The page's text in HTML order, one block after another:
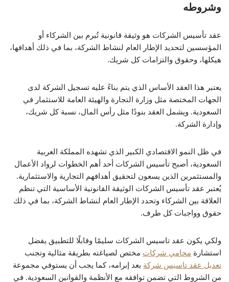
وشروطه
عقد تأسيس الشركات هو وثيقة قانونية تُبرم بين الشركاء أو
المؤسسين لتحديد الإطار العام لنشاط الشركة، بما في ذلك أهدافها،
هيكلها، وحقوق والتزامات كل شريك.
يعتبر هذا العقد الأساس الذي يتم بناءً عليه تسجيل الشركة لدى
الجهات المختصة مثل وزارة التجارة والهيئة العامة للاستثمار في
السعودية. ويشمل العقد بنودًا مثل رأس المال، نسبة كل شريك،
وإدارة الشركة.
في ظل النمو الاقتصادي الكبير الذي تشهده المملكة العربية
السعودية، أصبح تأسيس الشركات أحد أهم الخطوات لرواد الأعمال
والمستثمرين الذين يسعون لتحقيق أهدافهم التجارية والاستثمارية.
يُعتبر عقد تأسيس الشركات الوثيقة القانونية الأساسية التي تنظم
العلاقة بين الشركاء وتحدد الإطار العام لنشاط الشركة، بما في ذلك
حقوق وواجبات كل طرف.
ولكي يكون عقد تاسيس الشركات سليمًا وقابلًا للتطبيق يفضل
استشارة محامي شركات مختص لصياغته بطريقة مثالية وتجنب
تعديل عقد تاسيس شركة بعد إبرامه، كما يجب أن يستوفي مجموعة
من الشروط التي تضمن توافقه مع الأنظمة والقوانين السعودية. في